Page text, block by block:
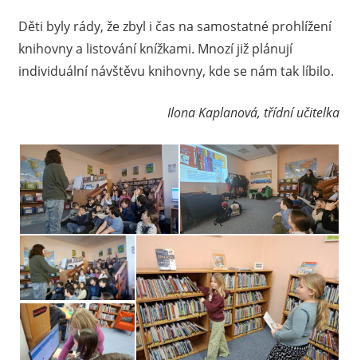
Děti byly rády, že zbyl i čas na samostatné prohlížení
knihovny a listování knížkami. Mnozí již plánují
individuální návštěvu knihovny, kde se nám tak líbilo.
Ilona Kaplanová, třídní učitelka